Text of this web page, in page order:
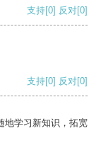
支持[0] 反对[0]
支持[0] 反对[0]
地学习新知识，拓宽